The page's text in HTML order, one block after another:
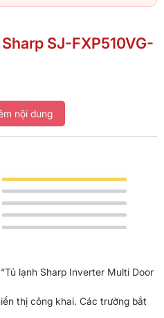
SJ-FXP510VG-
FXP510VG-CH — cửa kính
champagne
(tổng dung tích 473 lít)
kết hợp chế độ Eco
nội dung
lạnh Sharp Inverter Multi Door
thị công khai. Các trường bắt